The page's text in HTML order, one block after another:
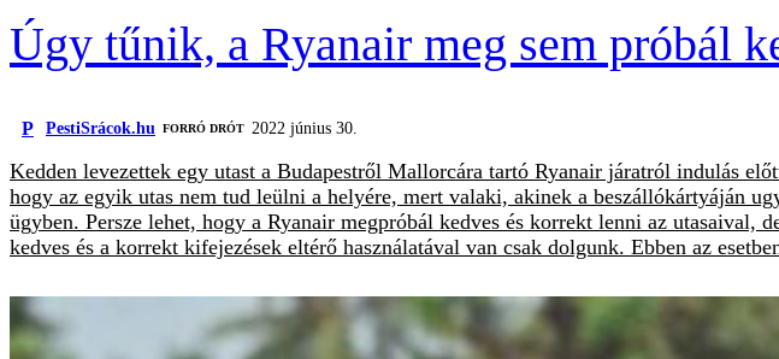
Úgy tűnik, a Ryanair meg sem próbál
P PestiSrácok.hu FORRÓ DRÓT 2022 június 30.
Kedden levezettek egy utast a Budapestről Mallorcára tartó Ryanair járatról indulás
hogy az egyik utas nem tud leülni a helyére, mert valaki, akinek a beszállókártyáján
ügyben. Persze lehet, hogy a Ryanair megpróbál kedves és korrekt lenni az
kedves és a korrekt kifejezések eltérő használatával van csak dolgunk. Ebben az